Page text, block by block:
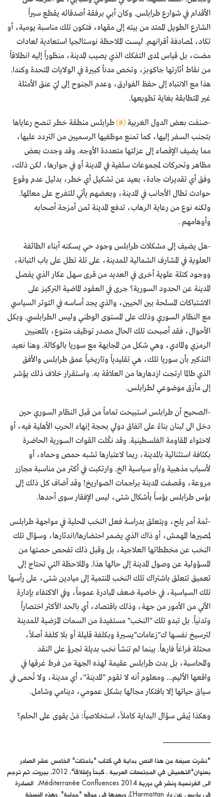
الأقدام في شوارع طرابلس. وكان أبي برفقة أصدقائه يقطع سيراً
الشارع الطويل الممتد من بيته إلى مقهاه، فتكون تلك مناسبة يومية، أو
تكاد، لمصادفة أقرانهم. ليست الملاحظة نوستالجيا استعادية لعادات
مضت، بل قياس لمدى التفكك الذي يصيب المدينة، منظوراً إليه انطلاقاً
من نقاط أثارتها جاكوبز، وتخص مدناً كبيرة في الولايات المتحدة وكندا.
هذا مع الانتباه إلى حفظ الفوارق، وعدم الجنوح إلى ليّ عنق الأمثلة
غير المتطابقة بغاية تطويعها.
-صنفت بعض الدول الغربية(8)
طرابلس منطقة خطر تنصح رعاياها
بتجنب السفر إليها، كما تمنع موظفيها الرسميين من التردد عليها،
مما يضيف الإقصاء إلى عزلتها متعددة الأوجه. وقد وجدت بعض
مظاهر وتحركات لمجموعات سلفية في المدينة أو في جوارها، لكن ذلك،
وفق أي تقديرات جادة، بعيد عن تشكيل أي خطر، بدليل عدم وقوع
حوادث تطال الأجانب في المدينة، وبعضهم يأتي للتفرج على معالمها.
ولكنه نوع من رعاية الرهاب، تدفع المدينة ثمن أمزجة أصحابه
وأوهامهم .
-هل يضيف إلى مشكلات طرابلس وجود حي يسكنه أبناء الطائفة
العلوية في المشارف الشمالية للمدينة، على تلة تطل على باب التبانة،
ووجود كتلة علوية أخرى في العديد من قرى سهل عكار الذي يفصل
المدينة عن الحدود السورية؟ جرى في العقود الماضية التركيز على
الاشتباكات المسلحة بين الحيين، والذي يجد أساسه في التوتر السياسي
مع النظام السوري وذلك على المستوى الوطني وليس الطرابلسي. وبكل
الأحوال، فقد أصبحت تلك الحال مصدر توظيف متنوع، بالمعنيين
الرمزي والمادي، وهي شكل من المجابهة مع سوريا بالوكالة. وهنا نعيد
التذكير بأن سوريا تلك، هي تقليدياً وتاريخياً عمق طرابلس والأفق
الذي طالما ارتجت ازدهارها من العلاقة به. واستقرار خلاف ذلك يؤشر
إلى مأزق موضوعي لطرابلس.
-الصحيح أن طرابلس استبيحت تماماً من قبل النظام السوري حين
دخل الى لبنان بناءً على اتفاق دولي بحجة إنهاء الحرب الأهلية فيه، أو
لاحتواء المقاومة الفلسطينية. وقد نكّلت القوات السورية الحاضرة
بكثافة استثنائية بالمدينة، ربما لاعتبارها تشبه حمص وحماه، أو
لأسباب مذهبية و/أو سياسية الخ. وارتكبت في أكثر من مناسبة مجازر
مروعة، وقصفت المدينة براجمات الصواريخ! وقد أضاف كل ذلك إلى
بؤس طرابلس بؤساً بأشكال شتى، ليس الإفقار سوى أحدها.
-ثمة أمر يلح، ويتعلق بدراسة فعل النخب المحلية في مواجهة طرابلس
لمصيرها المهمش، أو ذاك الذي يضمر احتضارها/اندثارها، وسؤال تلك
النخب عن مخططاتها العلاجية، بل وقبل ذلك تفحص حصتها من
المسؤولية عن وصول المدينة إلى حالها هذا. والملاحظة التي تحتاج إلى
تعميق تتعلق باشتراك تلك النخب المنتمية إلى ميادين شتى، على رأسها
تلك السياسية، في خاصية ضعف المبادرة عموماً، وفي الاكتفاء بإدارة
الآني من الأمور من جهة، وذلك باقتصاد، أي بالحد الأكثر اختصاراً
وتدنياً. بل تبدو تلك "النخب" مستفيدة من السمات المرَضية للمدينة
لترسيخ نفسها ك"زعامات"يسيرة وبكلفة قليلة أو بلا كلفة أصلاً،
محتلة فراغاً فارهاً. بينما لم تنشأ نخب بديلة تجرؤ على النقد
والمحاسبة، بل بدت طرابلس عقيمة لهذه الجهة من فرط غرقها في
واقعها الأليم... ومعلوم أنه لا تقوم "المدينة"، أي مدينة، ولا تُحمى في
سياق حياتها إلا بافتكار مجالها بشكل عمومي، دينامي وشامل.
وهكذا يُبقى سؤال البداية كاملاً، استخلاصياً: مَنْ يقوى على الحلم؟
*نشرت صيغة من هذا النص بداية في كتاب "باحثات" الخامس عشر الصادر
بعنوان"التهميش في المجتمعات العربية ، كبحاً وإطلاقاً"، 2012، بيروت، ثم ترجم
الى الفرنسية ونشر في دورية 2014 Méditerranée Confluences، الصادرة
في باريس عن دار L’Harmattan، وبعدها في موقع "جدلية". وهذه النسخة